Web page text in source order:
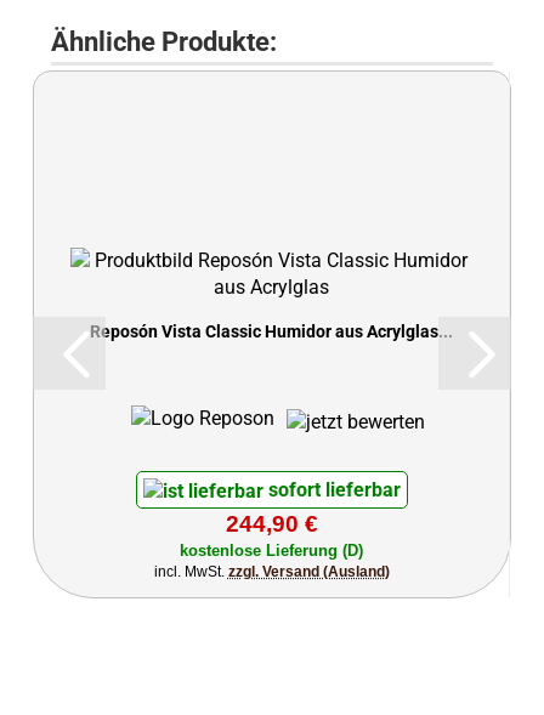
Ähnliche Produkte:
Reposón Vista Classic Humidor aus Acrylglas...
sofort lieferbar
244,90 €
kostenlose Lieferung (D)
incl. MwSt. zzgl. Versand (Ausland)